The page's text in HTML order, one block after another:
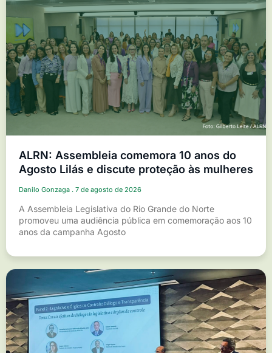
ALRN: Assembleia comemora 10 anos do
Agosto Lilás e discute proteção às mulheres
Danilo Gonzaga 7 de agosto de 2026
A Assembleia Legislativa do Rio Grande do Norte
promoveu uma audiência pública em comemoração aos 10
anos da campanha Agosto